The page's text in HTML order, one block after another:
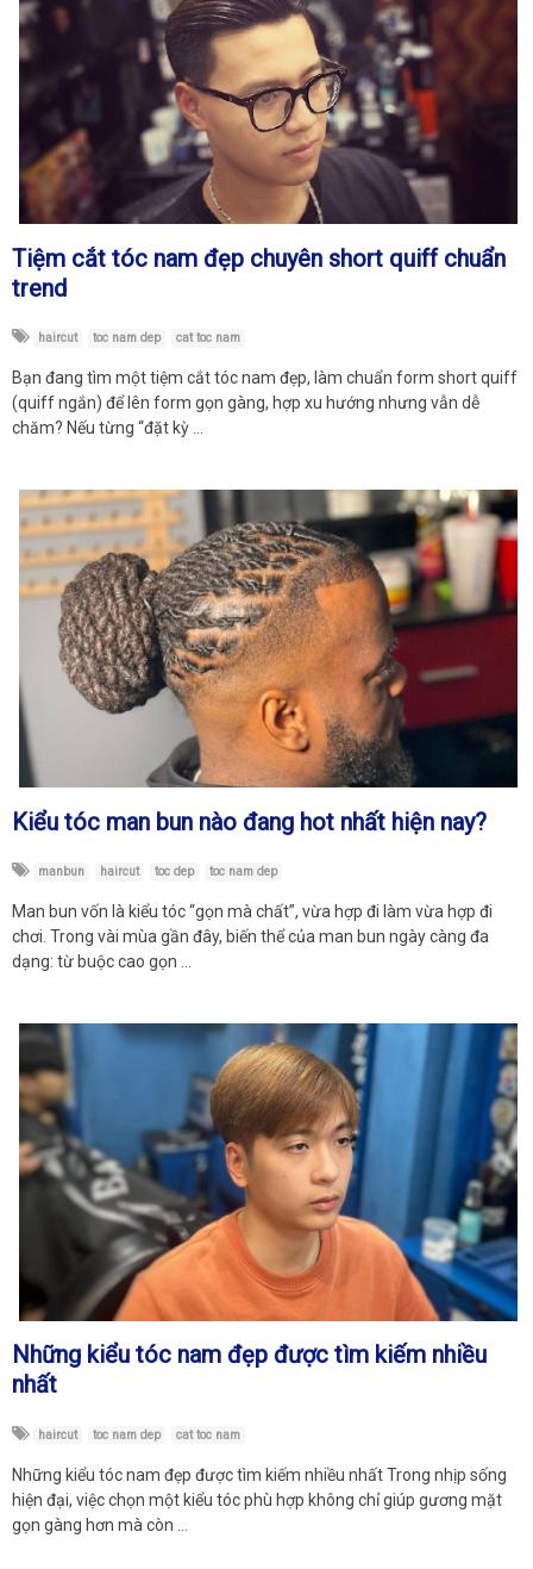
Tiệm cắt tóc nam đẹp chuyên short quiff chuẩn
trend
haircut toc nam dep cat toc nam
Bạn đang tìm một tiệm cắt tóc nam đẹp, làm chuẩn form short quiff
(quiff ngắn) để lên form gọn gàng, hợp xu hướng nhưng vẫn dễ
chăm? Nếu từng “đặt kỳ …
Kiểu tóc man bun nào đang hot nhất hiện nay?
manbun haircut toc dep toc nam dep
Man bun vốn là kiểu tóc “gọn mà chất”, vừa hợp đi làm vừa hợp đi
chơi. Trong vài mùa gần đây, biến thể của man bun ngày càng đa
dạng: từ buộc cao gọn …
Những kiểu tóc nam đẹp được tìm kiếm nhiều
nhất
haircut toc nam dep cat toc nam
Những kiểu tóc nam đẹp được tìm kiếm nhiều nhất Trong nhịp sống
hiện đại, việc chọn một kiểu tóc phù hợp không chỉ giúp gương mặt
gọn gàng hơn mà còn …